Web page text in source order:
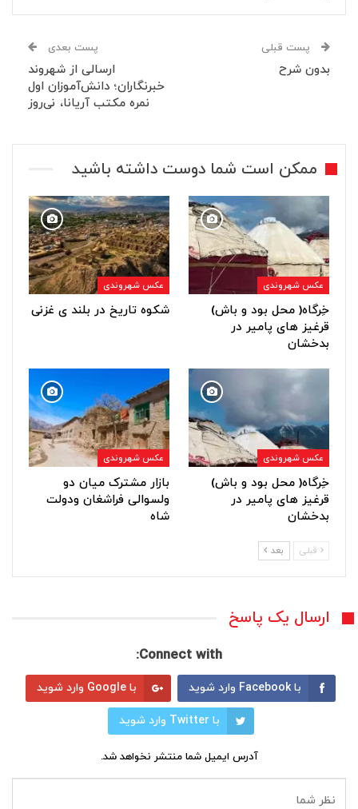
پست قبلی
بدون شرح
پست بعدی
ارسالی از شهروند
خبرنگاران؛ دانش‌آموزان اول
نمره مکتب آریانا، نی‌روز
ممکن است شما دوست داشته باشید
عکس شهروندی
خِرگاه( محل بود و باش)
قرغیز های پامیر در
بدخشان
عکس شهروندی
شکوه تاریخ در بلند ی غزنی
عکس شهروندی
خِرگاه( محل بود و باش)
قرغیز های پامیر در
بدخشان
عکس شهروندی
بازار مشترک میان دو
ولسوالی فراشغان ودولت
شاه
قبلی بعد
ارسال یک پاسخ
Connect with:
با Facebook وارد شوید با Google وارد شوید
با Twitter وارد شوید
آدرس ایمیل شما منتشر نخواهد شد.